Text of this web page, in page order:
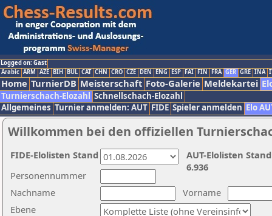
Logged on: Gast
Arabic ARM AZE BIH BUL CAT CHN CRO CZE DEN ENG ESP FAI FIN FRA GER GRE INA
Home TurnierDB Meisterschaft Foto-Galerie Meldekartei
Turnierschach-Elozahl Schnellschach-Elozahl
Allgemeines Turnier anmelden: AUT FIDE Spieler anmelden Elo
Willkommen bei den offiziellen
Nachname
Vorname
Ebene
Personennummer
AUT-Elolisten
6.936
FIDE-Elolisten Stand